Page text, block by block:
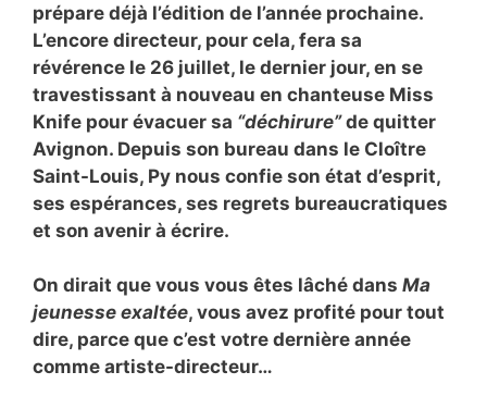
prépare déjà l’édition de l’année prochaine.
L’encore directeur, pour cela, fera sa
révérence le 26 juillet, le dernier jour, en se
travestissant à nouveau en chanteuse Miss
Knife pour évacuer sa “déchirure”de quitter
Avignon. Depuis son bureau dans le Cloître
Saint-Louis, Py nous confie son état d’esprit,
ses espérances, ses regrets bureaucratiques
et son avenir à écrire.
On dirait que vous vous êtes lâché dans Ma
jeunesse exaltée, vous avez profité pour tout
dire, parce que c’est votre dernière année
comme artiste-directeur…